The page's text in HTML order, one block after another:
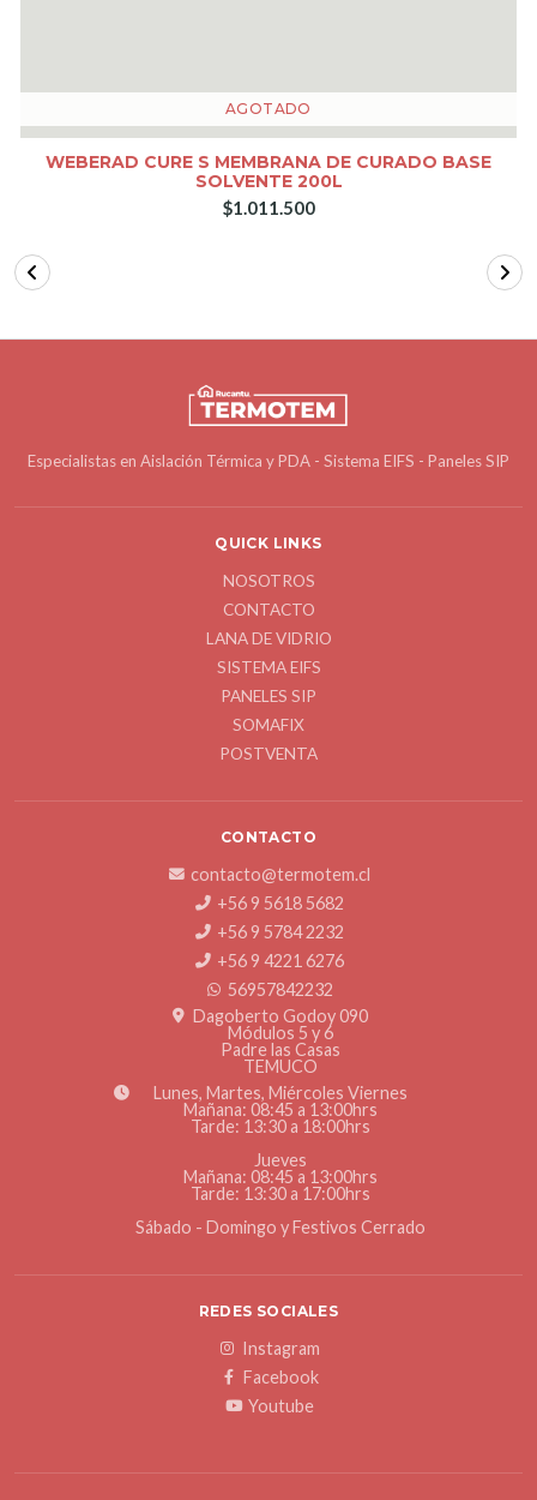
AGOTADO
WEBERAD CURE S MEMBRANA DE CURADO BASE
SOLVENTE 200L
$1.011.500
Especialistas en Aislación Térmica y PDA - Sistema EIFS - Paneles SIP
QUICK LINKS
NOSOTROS
CONTACTO
LANA DE VIDRIO
SISTEMA EIFS
PANELES SIP
SOMAFIX
POSTVENTA
CONTACTO
contacto@termotem.cl
+56 9 5618 5682
+56 9 5784 2232
+56 9 4221 6276
56957842232
Dagoberto Godoy 090
Módulos 5 y 6
Padre las Casas
TEMUCO
Lunes, Martes, Miércoles Viernes
Mañana: 08:45 a 13:00hrs
Tarde: 13:30 a 18:00hrs
Jueves
Mañana: 08:45 a 13:00hrs
Tarde: 13:30 a 17:00hrs
Sábado - Domingo y Festivos Cerrado
REDES SOCIALES
Instagram
Facebook
Youtube